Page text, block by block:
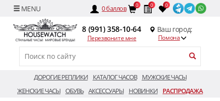
0баллов 0 0 0
8 (991) 358-10-64
Перезвоните мне
Ваш город:
Помона
ДОРОГИЕ РЕПЛИКИ КАТАЛОГ ЧАСОВ
МУЖСКИЕ ЧАСЫ
ЖЕНСКИЕ ЧАСЫ ОБУВЬ АКСЕССУАРЫ НОВИНКИ РАСПРОДАЖА